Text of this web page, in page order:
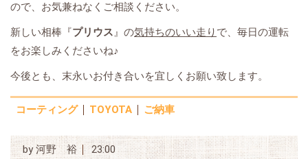
ので、お気兼ねなくご相談ください。
新しい相棒『プリウス』の気持ちのいい走り で、毎日の運転
をお楽しみくださいね♪
今後とも、末永いお付き合いを宜しくお願い致します。
コーティング TOYOTA ご納車
by河野 裕 23:00